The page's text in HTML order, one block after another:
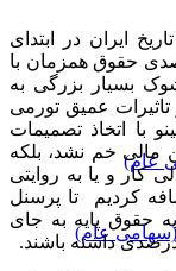
عام)
عام)
ایران در ابتدای
کرد و گفت: افزایش 57 درصدی حقوق همزمان با
بسیار بزرگی به
تاثیرات عمیق تورمی
با اتخاذ تصمیمات
مالی خم نشد، بلکه
عالی کار و یا به روایتی
درصد نسبت به پایه حقوق 1400 اضافه کردیم تا پرسنل
حقوق پایه به جای